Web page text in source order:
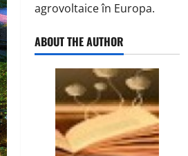
agrovoltaice în Europa.
ABOUT THE AUTHOR